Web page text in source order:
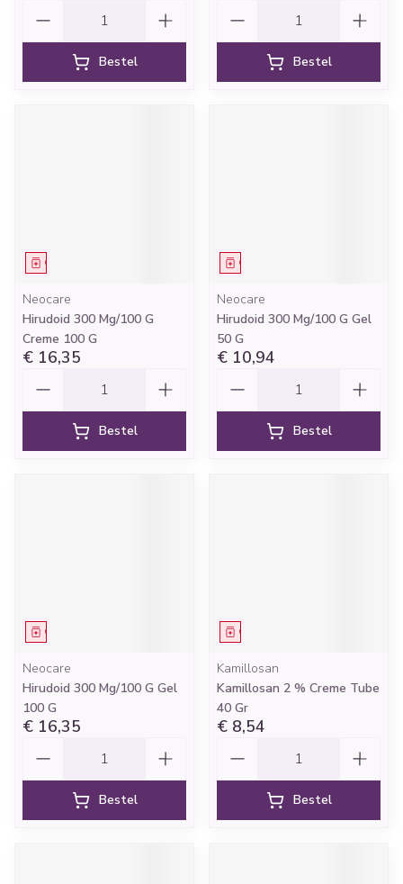
Bestel Bestel
Geneesmiddel
Neocare
Hirudoid 300 Mg/100 G
Creme 100 G
€ 16,35
Bestel
Geneesmiddel
Neocare
Hirudoid 300 Mg/100 G Gel
50 G
€ 10,94
Bestel
Geneesmiddel
Neocare
Hirudoid 300 Mg/100 G Gel
100 G
€ 16,35
Bestel
Geneesmiddel
Kamillosan
Kamillosan 2 % Creme Tube
40 Gr
€ 8,54
Bestel